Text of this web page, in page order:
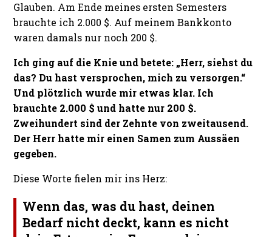
Glauben. Am Ende meines ersten Semesters
brauchte ich 2.000 $. Auf meinem Bankkonto
waren damals nur noch 200 $.
Ich ging auf die Knie und betete: „Herr, siehst du
das? Du hast versprochen, mich zu versorgen.“
Und plötzlich wurde mir etwas klar. Ich
brauchte 2.000 $ und hatte nur 200 $.
Zweihundert sind der Zehnte von zweitausend.
Der Herr hatte mir einen Samen zum Aussäen
gegeben.
Diese Worte fielen mir ins Herz:
Wenn das, was du hast, deinen
Bedarf nicht deckt, kann es nicht